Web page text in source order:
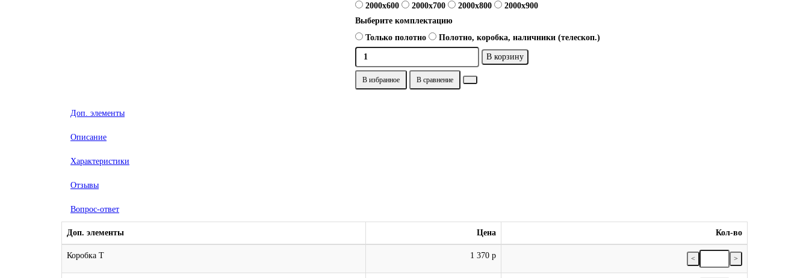
2000x600
2000x700 2000x800
2000x900
Выберите комплектацию
Только полотно
Полотно, коробка, наличники (телескоп.)
В корзину
В избранное В сравнение
Доп. элементы
Описание
Характеристики
Отзывы
Вопрос-ответ
Доп. элементы Цена Кол-во
Коробка Т 1 370 р < >